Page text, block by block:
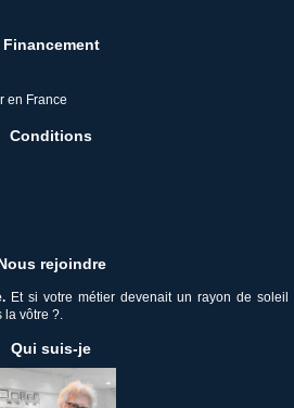
Financement
en France
Conditions
rejoindre
Et si votre métier devenait un rayon de soleil
la vôtre ?.
Qui suis-je